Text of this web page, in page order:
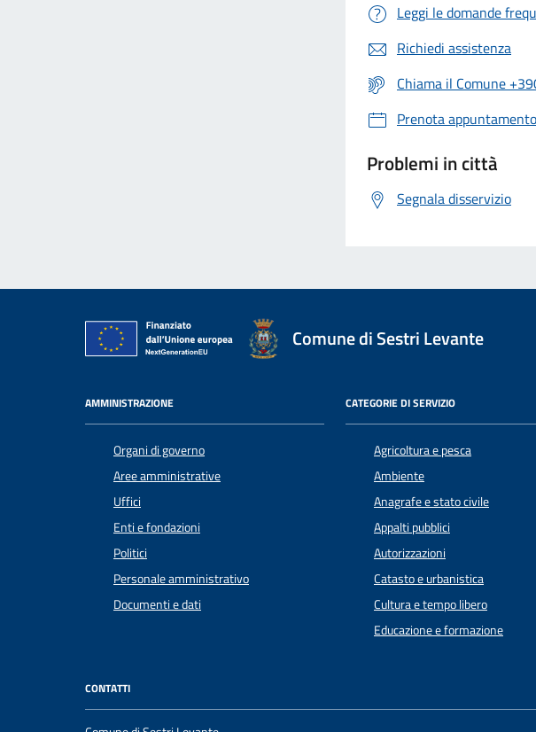
Leggi le domande
Richiedi assistenza
Chiama il Comune
Prenota appuntamento
Problemi in città
Segnala disservizio
Comune di Sestri Levante
AMMINISTRAZIONE
Organi di governo
Aree amministrative
Uffici
Enti e fondazioni
Politici
Personale amministrativo
Documenti e dati
CATEGORIE DI SERVIZIO
Agricoltura e pesca
Ambiente
Anagrafe e stato civile
Appalti pubblici
Autorizzazioni
Catasto e urbanistica
Cultura e tempo libero
Educazione e formazione
CONTATTI